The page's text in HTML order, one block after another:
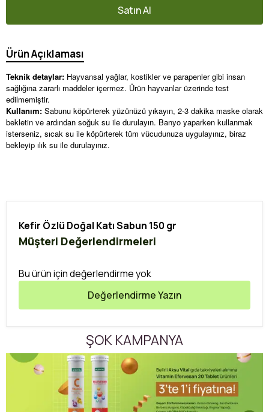
Satın Al
Ürün Açıklaması
Teknik detaylar: Hayvansal yağlar, kostikler ve parapenler gibi insan
sağlığına zararlı maddeler içermez. Ürün hayvanlar üzerinde test
edilmemiştir.
Kullanım: Sabunu köpürterek yüzünüzü yıkayın, 2-3 dakika maske olarak
bekletin ve ardından soğuk su ile durulayın. Banyo yaparken kullanmak
isterseniz, sıcak su ile köpürterek tüm vücudunuza uygulayınız, biraz
bekleyip ılık su ile durulayınız.
Kefir Özlü Doğal Katı Sabun 150 gr
Müşteri Değerlendirmeleri
Bu ürün için değerlendirme yok
Değerlendirme Yazın
ŞOK KAMPANYA